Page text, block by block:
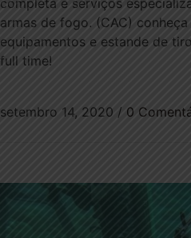
armas de fogo. (CAC) conheça
equipamentos e estande de
full time!
setembro 14, 2020 / 0